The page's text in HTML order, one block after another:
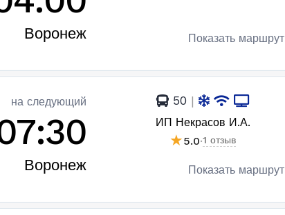
Воронеж Показать маршрут
на следующий
Воронеж
50 |
ИП Некрасов И.А.
★5.0·1 отзыв
Показать маршрут